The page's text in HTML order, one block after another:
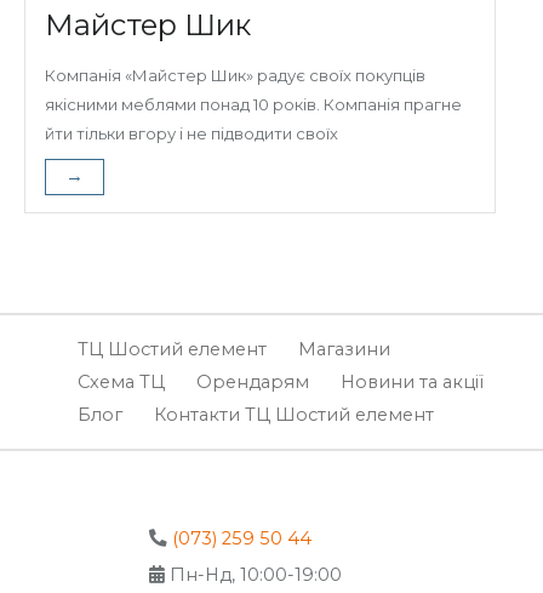
Майстер Шик
Компанія «Майстер Шик» радує своїх покупців
якісними меблями понад 10 років. Компанія прагне
йти тільки вгору і не підводити своїх
→
ТЦ Шостий елемент
Магазини
Схема ТЦ
Орендарям
Новини та акції
Блог
Контакти ТЦ Шостий елемент
(073) 259 50 44
Пн-Нд, 10:00-19:00